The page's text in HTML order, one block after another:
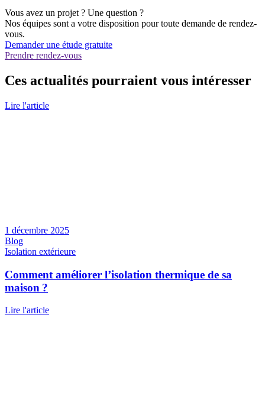
Vous avez un projet ? Une question ?
Nos équipes sont a votre disposition pour toute demande de rendez-
vous.
Demander une étude gratuite
Prendre rendez-vous
Ces actualités pourraient vous intéresser
Lire l'article
1 décembre 2025
Blog
Isolation extérieure
Comment améliorer l’isolation thermique de sa
maison ?
Lire l'article